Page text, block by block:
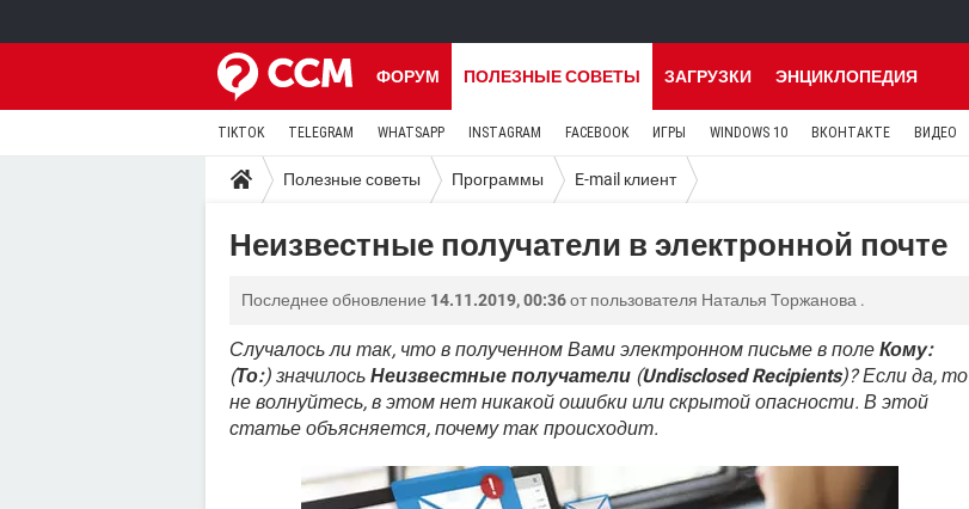
ФОРУМ ПОЛЕЗНЫЕ СОВЕТЫ ЗАГРУЗКИ ЭНЦИКЛОПЕДИЯ
TIKTOK TELEGRAM WHATSAPP INSTAGRAM FACEBOOK ИГРЫ WINDOWS 10 ВКОНТАКТЕ ВИДЕО
Полезные советы Программы E-mail клиент
Неизвестные получатели в электронной почте
Последнее обновление 14.11.2019, 00:36от пользователя Наталья Торжанова .
Случалось ли так, что в полученном Вами электронном письме в поле Кому:
(То:) значилось Неизвестные получатели (Undisclosed Recipients)? Если да, то
не волнуйтесь, в этом нет никакой ошибки или скрытой опасности. В этой
статье объясняется, почему так происходит.